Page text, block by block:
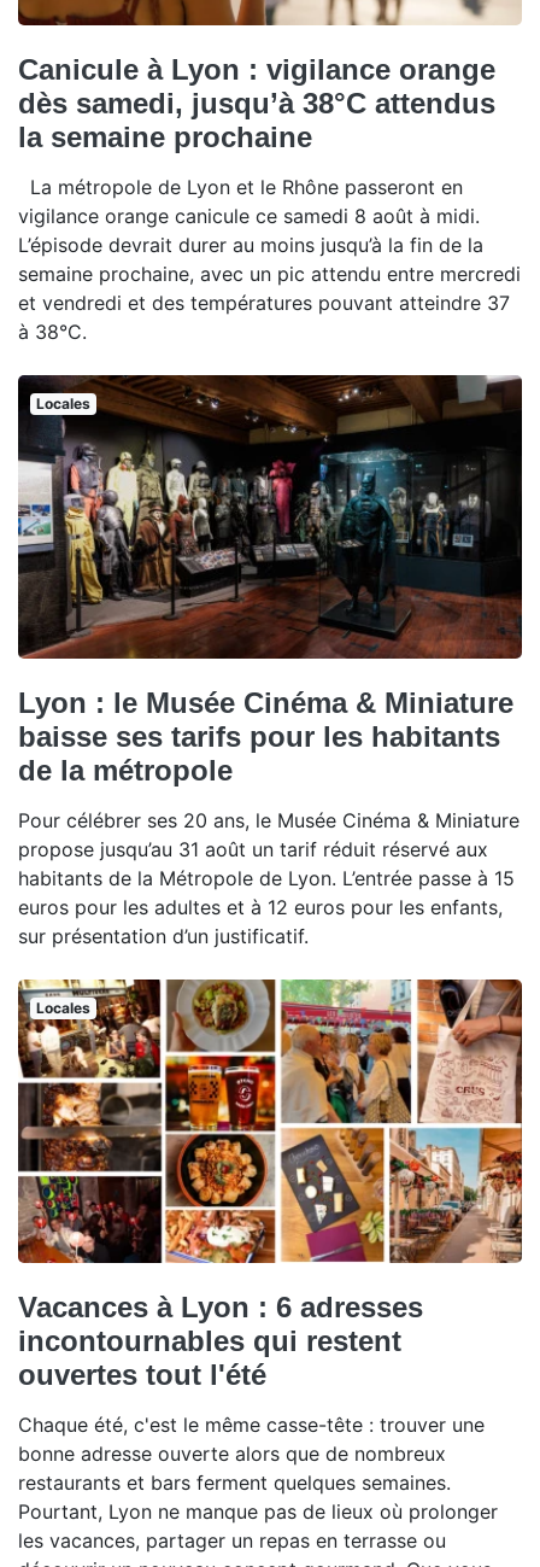
Canicule à Lyon : vigilance orange
dès samedi, jusqu’à 38°C attendus
la semaine prochaine
La métropole de Lyon et le Rhône passeront en
vigilance orange canicule ce samedi 8 août à midi.
L’épisode devrait durer au moins jusqu’à la fin de la
semaine prochaine, avec un pic attendu entre mercredi
et vendredi et des températures pouvant atteindre 37
à 38°C.
Locales
Lyon : le Musée Cinéma & Miniature
baisse ses tarifs pour les habitants
de la métropole
Pour célébrer ses 20 ans, le Musée Cinéma & Miniature
propose jusqu’au 31 août un tarif réduit réservé aux
habitants de la Métropole de Lyon. L’entrée passe à 15
euros pour les adultes et à 12 euros pour les enfants,
sur présentation d’un justificatif.
Locales
Vacances à Lyon : 6 adresses
incontournables qui restent
ouvertes tout l'été
Chaque été, c'est le même casse-tête : trouver une
bonne adresse ouverte alors que de nombreux
restaurants et bars ferment quelques semaines.
Pourtant, Lyon ne manque pas de lieux où prolonger
les vacances, partager un repas en terrasse ou